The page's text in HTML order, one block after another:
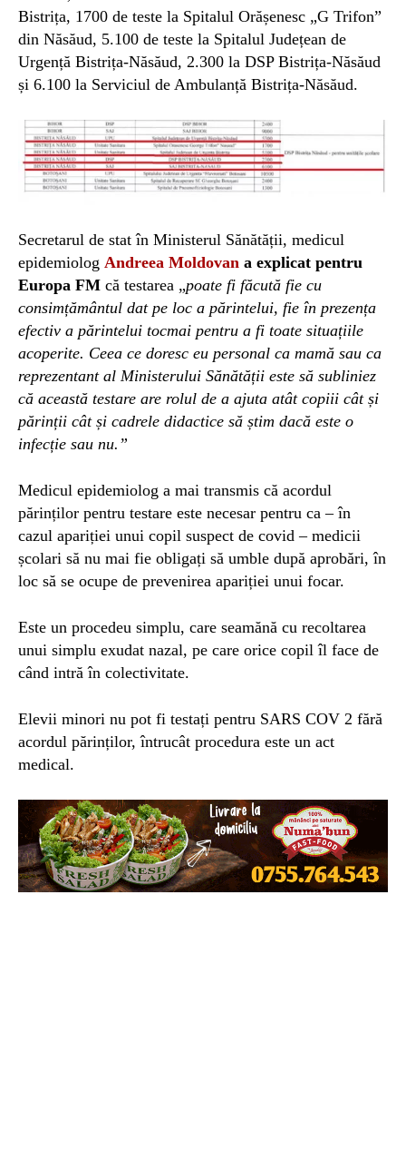
Bistrița, 1700 de teste la Spitalul Orășenesc „G Trifon”
din Năsăud, 5.100 de teste la Spitalul Județean de
Urgență Bistrița-Năsăud, 2.300 la DSP Bistrița-Năsăud
și 6.100 la Serviciul de Ambulanță Bistrița-Năsăud.
Secretarul de stat în Ministerul Sănătății, medicul
epidemiolog Andreea Moldovan a explicat pentru
Europa FM că testarea „poate fi făcută fie cu
consimțământul dat pe loc a părintelui, fie în prezența
efectiv a părintelui tocmai pentru a fi toate situațiile
acoperite. Ceea ce doresc eu personal ca mamă sau ca
reprezentant al Ministerului Sănătății este să subliniez
că această testare are rolul de a ajuta atât copiii cât și
părinții cât și cadrele didactice să știm dacă este o
infecție sau nu.”
Medicul epidemiolog a mai transmis că acordul
părinților pentru testare este necesar pentru ca – în
cazul apariției unui copil suspect de covid – medicii
școlari să nu mai fie obligați să umble după aprobări, în
loc să se ocupe de prevenirea apariției unui focar.
Este un procedeu simplu, care seamănă cu recoltarea
unui simplu exudat nazal, pe care orice copil îl face de
când intră în colectivitate.
Elevii minori nu pot fi testați pentru SARS COV 2 fără
acordul părinților, întrucât procedura este un act
medical.